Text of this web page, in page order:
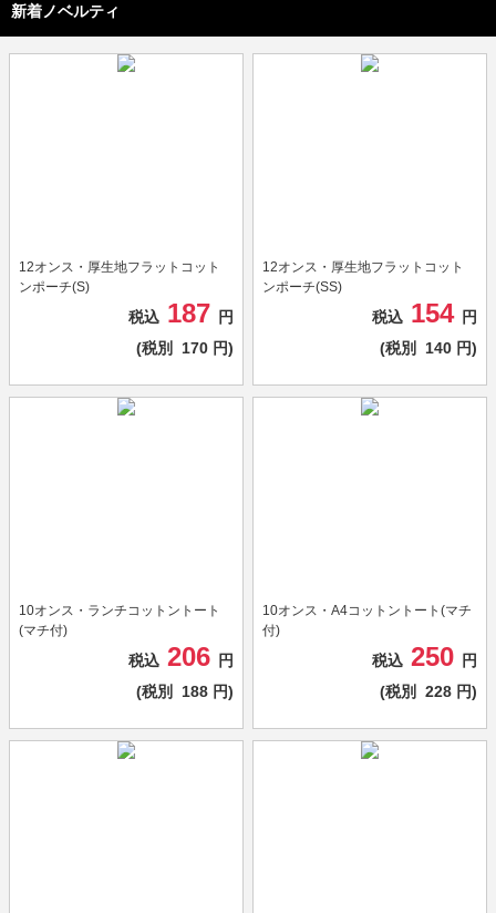
新着ノベルティ
12オンス・厚生地フラットコット
ンポーチ(S)
税込187
円
(税別
170 円)
12オンス・厚生地フラットコット
ンポーチ(SS)
税込154 円
(税別
140 円)
10オンス・ランチコットントート
(マチ付)
税込206
円
(税別
188 円)
10オンス・A4コットントート(マチ
付)
税込250
円
(税別
228 円)